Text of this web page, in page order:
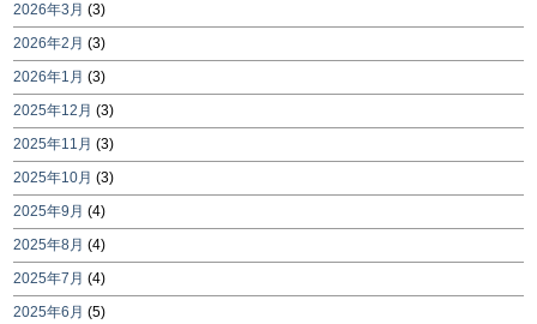
2026年3月 (3)
2026年2月 (3)
2026年1月 (3)
2025年12月 (3)
2025年11月 (3)
2025年10月 (3)
2025年9月 (4)
2025年8月 (4)
2025年7月 (4)
2025年6月 (5)